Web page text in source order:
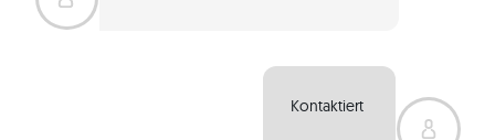
Kontaktiert